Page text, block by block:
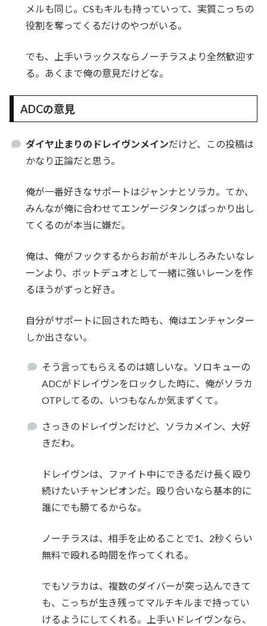
メルも同じ。CSもキルも持っていって、実質こっちの
役割を奪ってくるだけのやつがいる。
でも、上手いラックスならノーチラスより全然歓迎す
る。あくまで俺の意見だけどな。
ADCの意見
ダイヤ止まりのドレイヴンメインだけど、この投稿は
かなり正論だと思う。
俺が一番好きなサポートはジャンナとソラカ。てか、
みんなが俺に合わせてエンゲージタンクばっかり出し
てくるのが本当に嫌だ。
俺は、俺がフックするからお前がキルしろみたいなレ
ーンより、ボットデュオとして一緒に強いレーンを作
るほうがずっと好き。
自分がサポートに回された時も、俺はエンチャンター
しか出さない。
そう言ってもらえるのは嬉しいな。ソロキューの
ADCがドレイヴンをロックした時に、俺がソラカ
OTPしてるの、いつもなんか気まずくて。
さっきのドレイヴンだけど、ソラカメイン、大好
きだわ。
ドレイヴンは、ファイト中にできるだけ長く殴り
続けたいチャンピオンだ。殴り合いなら基本的に
誰にでも勝てるからな。
ノーチラスは、相手を止めることで1、2秒くらい
無料で殴れる時間を作ってくれる。
でもソラカは、複数のダイバーが突っ込んできて
も、こっちが生き残ってマルチキルまで持ってい
けるようにしてくれる。上手いドレイヴンなら、